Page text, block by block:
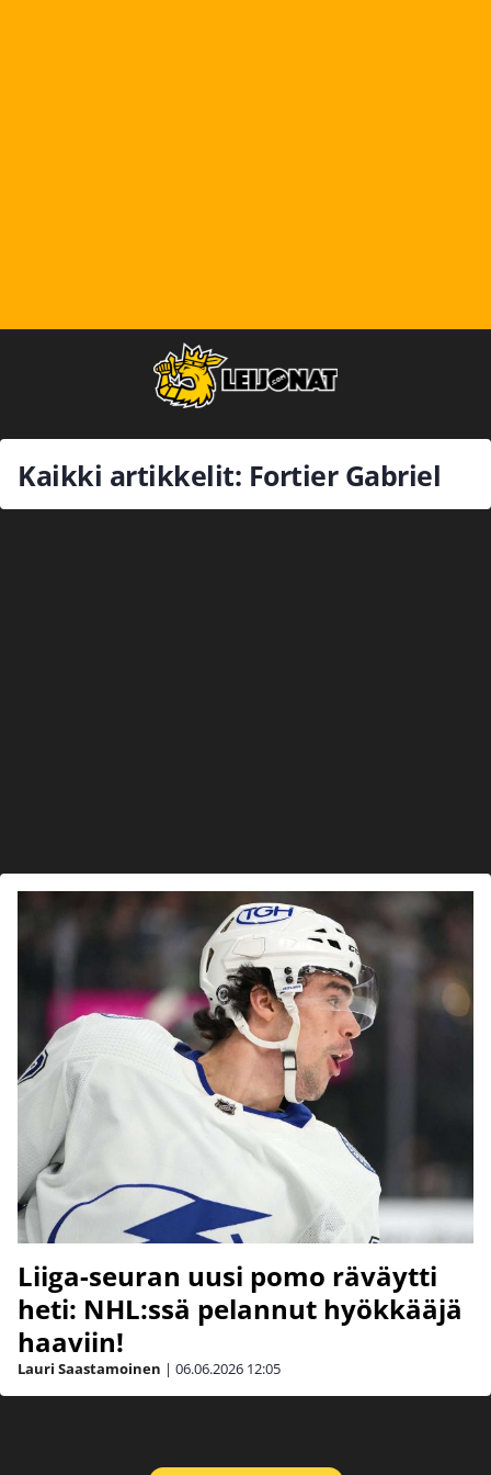
Kaikki artikkelit: Fortier Gabriel
Liiga-seuran uusi pomo räväytti
heti: NHL:ssä pelannut hyökkääjä
haaviin!
Lauri Saastamoinen | 06.06.2026 12:05